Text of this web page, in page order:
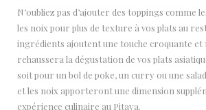
N’oubliez pas d’ajouter des toppings comme
les noix pour plus de texture à vos plats au
ingrédients ajoutent une touche croquante et
rehaussera la dégustation de vos plats
soit pour un bol de poke, un curry ou une
et les noix apporteront une dimension
expérience culinaire au Pitaya.